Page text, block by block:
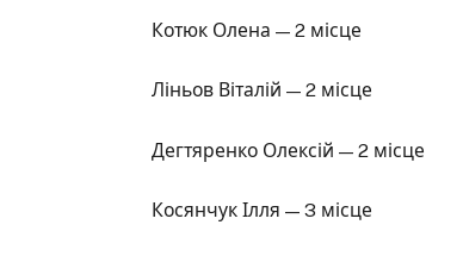
Котюк Олена — 2 місце
Ліньов Віталій — 2 місце
Дегтяренко Олексій — 2 місце
Косянчук Ілля — 3 місце